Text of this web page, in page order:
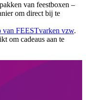
van feestboxen –
om direct bij te
van FEESTvarken vzw.
om cadeaus aan te